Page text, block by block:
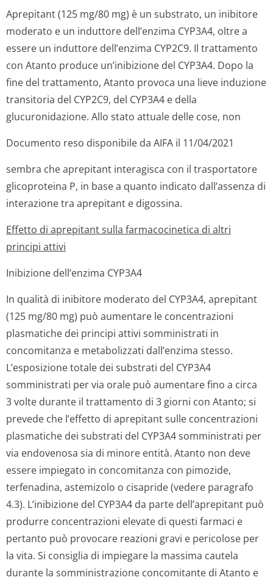
Aprepitant (125 mg/80 mg) è un substrato, un inibitore
moderato e un induttore dell’enzima CYP3A4, oltre a
essere un induttore dell’enzima CYP2C9. Il trattamento
con Atanto produce un’inibizione del CYP3A4. Dopo la
fine del trattamento, Atanto provoca una lieve induzione
transitoria del CYP2C9, del CYP3A4 e della
glucuronidazione. Allo stato attuale delle cose, non
Documento reso disponibile da AIFA il 11/04/2021
sembra che aprepitant interagisca con il trasportatore
glicoproteina P, in base a quanto indicato dall’assenza di
interazione tra aprepitant e digossina.
Effetto di aprepitant sulla farmacocinetica di altri
principi attivi
Inibizione dell’enzima CYP3A4
In qualità di inibitore moderato del CYP3A4, aprepitant
(125 mg/80 mg) può aumentare le concentrazioni
plasmatiche dei principi attivi somministrati in
concomitanza e metabolizzati dall’enzima stesso.
L’esposizione totale dei substrati del CYP3A4
somministrati per via orale può aumentare fino a circa
3 volte durante il trattamento di 3 giorni con Atanto; si
prevede che l’effetto di aprepitant sulle concentrazioni
plasmatiche dei substrati del CYP3A4 somministrati per
via endovenosa sia di minore entità. Atanto non deve
essere impiegato in concomitanza con pimozide,
terfenadina, astemizolo o cisapride (vedere paragrafo
4.3). L’inibizione del CYP3A4 da parte dell’aprepitant può
produrre concentrazioni elevate di questi farmaci e
pertanto può provocare reazioni gravi e pericolose per
la vita. Si consiglia di impiegare la massima cautela
durante la somministrazione concomitante di Atanto e